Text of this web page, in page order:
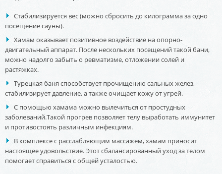
Стабилизируется вес (можно сбросить до килограмма за одно
посещение сауны).
Хамам оказывает позитивное воздействие на опорно-
двигательный аппарат. После нескольких посещений такой бани,
можно надолго забыть о ревматизме, отложении солей и
растяжках.
Турецкая баня способствует прочищению сальных желез,
стабилизирует давление, а также очищает кожу от угрей.
С помощью хамама можно вылечиться от простудных
заболеваний.Такой прогрев позволяет телу выработать иммунитет
и противостоять различным инфекциям.
В комплексе с расслабляющим массажем, хамам приносит
настоящее удовольствие. Этот сбалансированный уход за телом
помогает справиться с общей усталостью.